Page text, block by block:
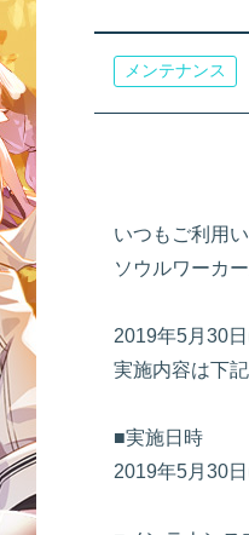
メンテナンス
いつもご利用
ソウルワーカ
2019年5月30
実施内容は下
■実施日時
2019年5月30